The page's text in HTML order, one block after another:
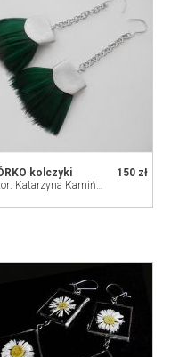
150 zł
kolczyki
autor: Katarzyna Kamińska - ART